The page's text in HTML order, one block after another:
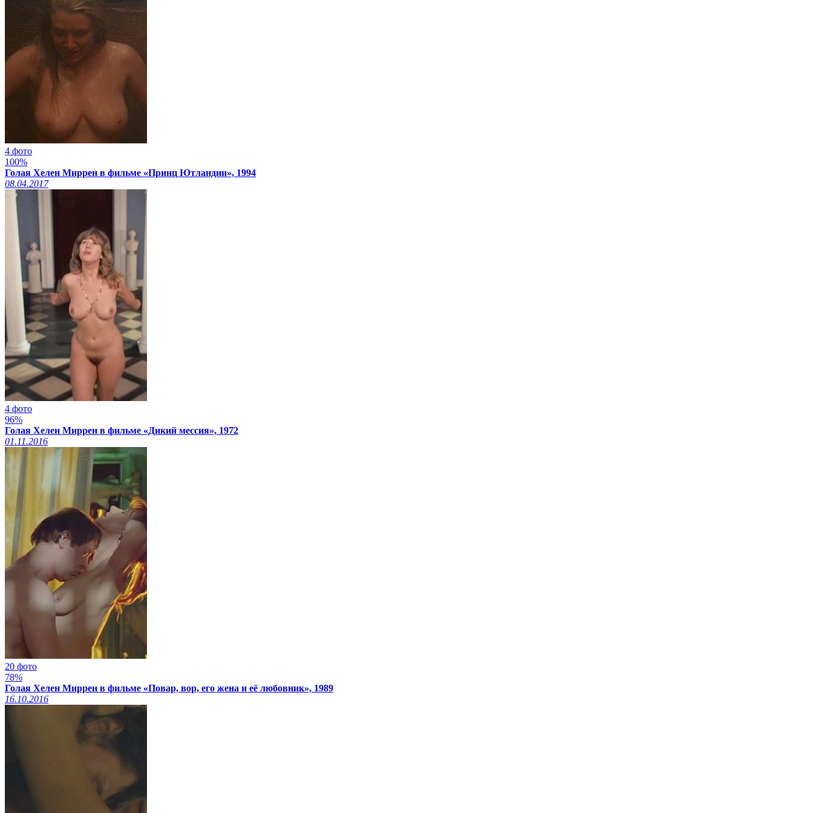
4 фото
100%
Голая Хелен Миррен в фильме «Принц Ютландии», 1994
08.04.2017
4 фото
96%
Голая Хелен Миррен в фильме «Дикий мессия», 1972
01.11.2016
20 фото
78%
Голая Хелен Миррен в фильме «Повар, вор, его жена и её любовник», 1989
16.10.2016